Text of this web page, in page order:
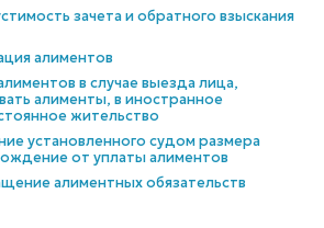
зачета и обратного взыскания
алиментов
в случае выезда лица,
алименты, в иностранное
жительство
установленного судом размера
от уплаты алиментов
алиментных обязательств